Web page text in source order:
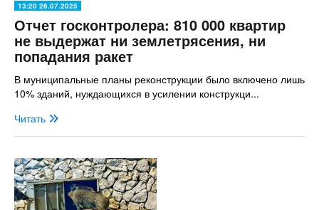
13:20 26.07.2025
Отчет госконтролера: 810 000 квартир
не выдержат ни землетрясения, ни
попадания ракет
В муниципальные планы реконструкции было включено лишь
10% зданий, нуждающихся в усилении конструкци...
Читать